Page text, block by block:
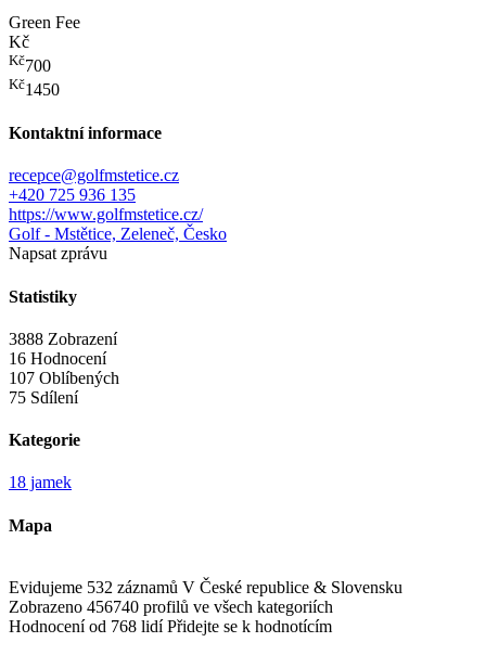
Green Fee
Kč
Kč700
Kč1450
Kontaktní informace
recepce@golfmstetice.cz
+420 725 936 135
https://www.golfmstetice.cz/
Golf - Mstětice, Zeleneč, Česko
Napsat zprávu
Statistiky
3888 Zobrazení
16 Hodnocení
107 Oblíbených
75 Sdílení
Kategorie
18 jamek
Mapa
Evidujeme 532 záznamů V České republice & Slovensku
Zobrazeno 456740 profilů ve všech kategoriích
Hodnocení od 768 lidí Přidejte se k hodnotícím